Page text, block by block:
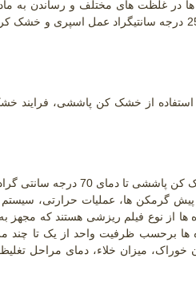
ها در غلظت های مختلف و رساندن به
30،40 و 50 درصد وزنی حجمی، با کمک خشک کن پاششی با سه دمای ورودی150 ،200 و 250 درجه سانتیگراد عمل
با استفاده از خشک کن پاششی، فرایند
برای تولید خوراک ورودی به خشک کن پاششی، محلول آب پنیر تهیه شده قبل از ورود به
گرمکن ها، عملیات حرارتی، سیستم
ها از نوع فیلم ریزشی هستند که مجهز
ها برحسب ظرفیت واحد از یک تا چند
میزان خلاء، دمای مراحل